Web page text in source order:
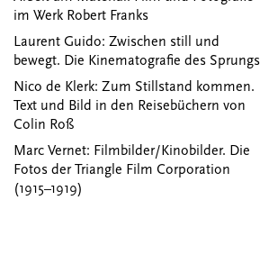
im Werk Robert Franks
Laurent Guido: Zwischen still und
bewegt. Die Kinematografie des Sprungs
Nico de Klerk: Zum Stillstand kommen.
Text und Bild in den Reisebüchern von
Colin Roß
Marc Vernet: Filmbilder/Kinobilder. Die
Fotos der Triangle Film Corporation
(1915–1919)